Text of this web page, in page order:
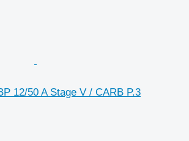
12/50 A Stage V / CARB P.3